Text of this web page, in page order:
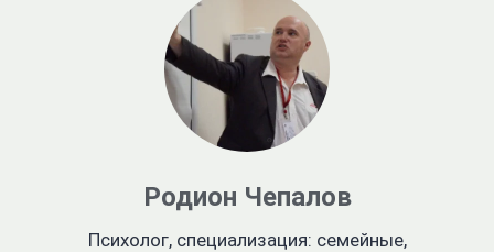
Родион Чепалов
Психолог, специализация: семейные,